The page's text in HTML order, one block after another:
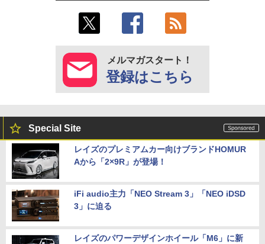
メルマガスタート！
登録はこちら
Special Site
レイズのプレミアムカー向けブランドHOMUR
Aから「2×9R」が登場！
iFi audio主力「NEO Stream 3」「NEO iDSD
3」に迫る
レイズのパワーデザインホイール「M6」に新